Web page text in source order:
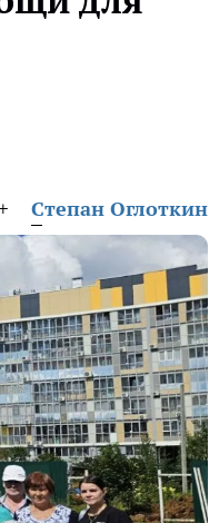
Степан Оглоткин